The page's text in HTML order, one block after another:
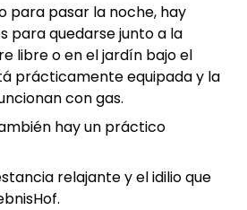
para pasar la noche, hay
para quedarse junto a la
libre o en el jardín bajo el
prácticamente equipada y la
con gas.
hay un práctico
relajante y el idilio que